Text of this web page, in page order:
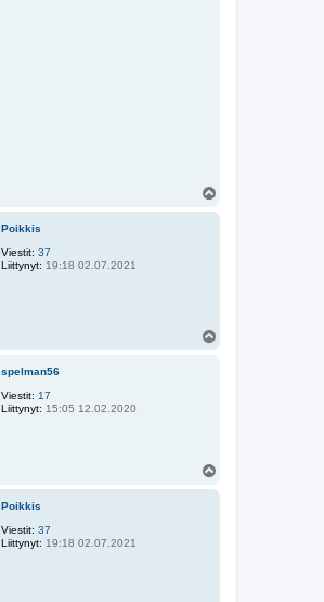
Poikkis
Viestit: 37
Liittynyt: 19:18 02.07.2021
spelman56
Viestit: 17
Liittynyt: 15:05 12.02.2020
Poikkis
Viestit: 37
Liittynyt: 19:18 02.07.2021